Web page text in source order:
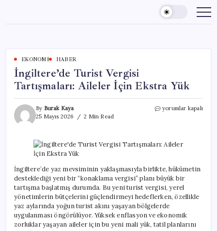
content
EKONOMI HABER
İngiltere’de Turist Vergisi
Tartışmaları: Aileler İçin Ekstra Yük
By Burak Kaya
25 Mayıs 2026
2 Min Read
İngiltere’de
Aileler
İçin
Yük
için
yorumlar kapalı
İngiltere’de yaz mevsiminin yaklaşmasıyla birlikte, hükümetin
desteklediği yeni bir “konaklama vergisi” planı büyük bir
tartışma başlatmış durumda. Bu yeni turist vergisi, yerel
yönetimlerin bütçelerini güçlendirmeyi hedeflerken, özellikle
yaz aylarında yoğun turist akını yaşayan bölgelerde
uygulanması öngörülüyor. Yüksek enflasyon ve ekonomik
zorluklar yaşayan aileler için bu yeni mali yük, tatil planlarını